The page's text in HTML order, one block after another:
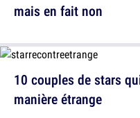
mais en fait non
10 couples de stars
manière étrange